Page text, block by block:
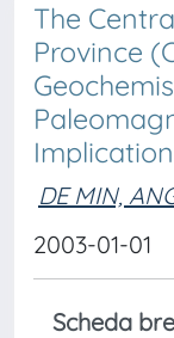
The
Province
DE MIN,
2003-01-01
Scheda